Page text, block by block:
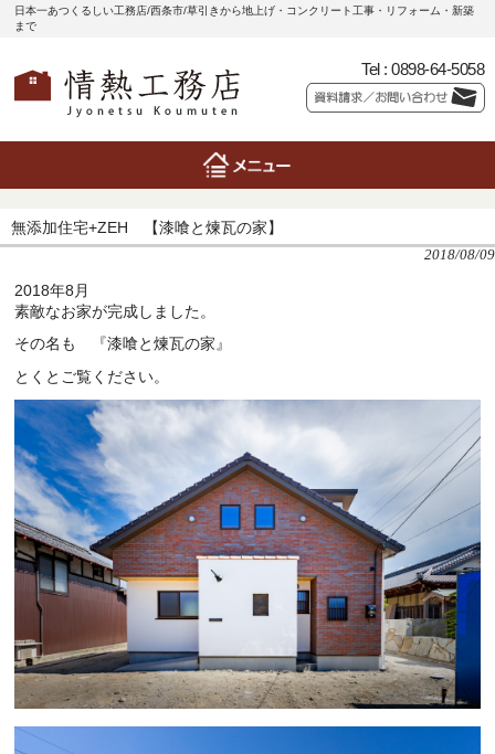
日本一あつくるしい工務店/西条市/草引きから地上げ・コンクリート工事・リフォーム・新築
まで
Tel : 0898-64-5058
無添加住宅+ZEH 【漆喰と煉瓦の家】
2018/08/09
2018年8月
素敵なお家が完成しました。
その名も 『漆喰と煉瓦の家』
とくとご覧ください。